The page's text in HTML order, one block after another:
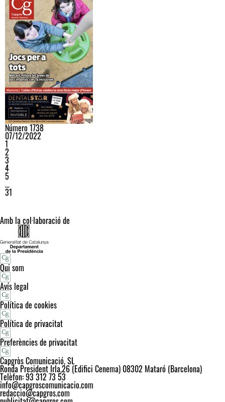
Número 1738
07/12/2022
1
2
3
4
5
…
31
Amb la col·laboració de
Qui som
Avís legal
Política de cookies
Política de privacitat
Preferències de privacitat
Capgròs Comunicació, SL
Ronda President Irla,26 (Edifici Cenema) 08302 Mataró (Barcelona)
Telèfon: 93 312 73 53
info@capgroscomunicacio.com
redaccio@capgros.com